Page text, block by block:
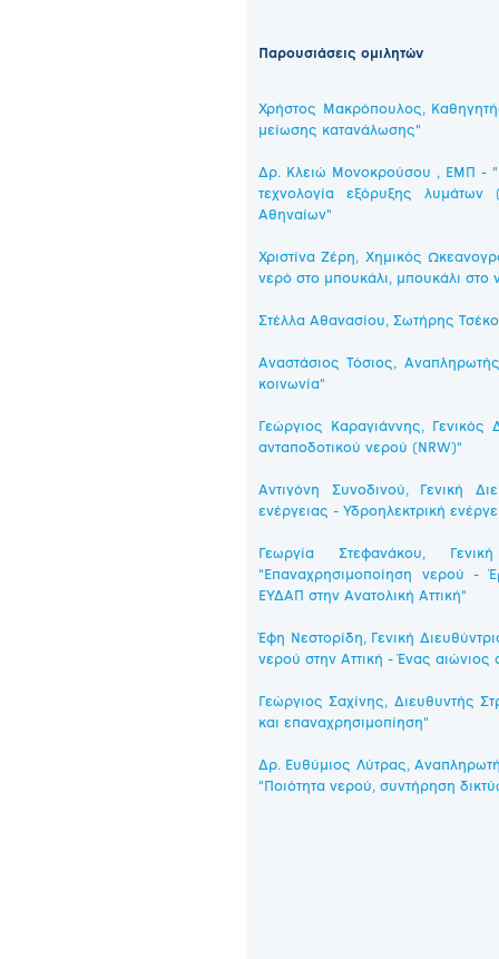
Παρουσιάσεις ομιλητών
Χρήστος Μακρόπουλος,
μείωσης κατανάλωσης"
Δρ. Κλειώ Μονοκρούσου , ΕΜΠ -
τεχνολογία εξόρυξης
Αθηναίων"
Χριστίνα Ζέρη, Χημικός
νερό στο μπουκάλι, μπουκάλι στο
Στέλλα Αθανασίου, Σωτήρης
Αναστάσιος Τόσιος,
κοινωνία"
Γεώργιος Καραγιάννης,
ανταποδοτικού νερού (NRW)"
Αντιγόνη Συνοδινού, Γενική
ενέργειας - Υδροηλεκτρική
Γεωργία Στεφανάκου,
"Επαναχρησιμοποίηση νερού -
ΕΥΔΑΠ στην Ανατολική Αττική"
Έφη Νεστορίδη, Γενική
νερού στην Αττική - Ένας αιώνιος
Γεώργιος Σαχίνης, Διευθυντής
και επαναχρησιμοπίηση"
Δρ. Ευθύμιος Λύτρας,
"Ποιότητα νερού, συντήρηση